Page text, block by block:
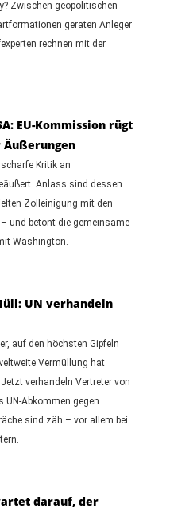
Zwischen geopolitischen
geraten Anleger
rechnen mit der
EU-Kommission rügt
Kritik an
Anlass sind dessen
Zolleinigung mit den
und betont die gemeinsame
Washington.
UN verhandeln
auf den höchsten Gipfeln
Vermüllung hat
verhandeln Vertreter von
UN-Abkommen gegen
sind zäh – vor allem bei
darauf, der